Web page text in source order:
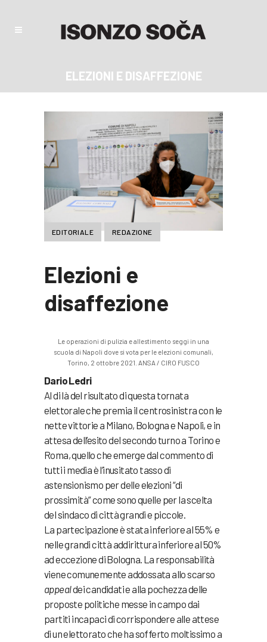
ELEZIONI E DISAFFEZIONE
EDITORIALE REDAZIONE
Elezioni e
disaffezione
Le operazioni di pulizia e allestimento seggi in una
scuola di Napoli dove si vota per le elezioni comunali,
Torino, 2 ottobre 2021. ANSA / CIRO FUSCO
Dario Ledri
Al di là del risultato di questa tornata
elettorale che premia il centrosinistra con le
nette vittorie a Milano, Bologna e Napoli, e in
attesa dell’esito del secondo turno a Torino e
Roma, quello che emerge dal commento di
tutti i media è l’inusitato tasso di
astensionismo per delle elezioni “di
prossimità” come sono quelle per la scelta
del sindaco di città grandi e piccole.
La partecipazione è stata inferiore al 55% e
nelle grandi città addirittura inferiore al 50%
ad eccezione di Bologna. La responsabilità
viene comunemente addossata allo scarso
appealdei candidati e alla pochezza delle
proposte politiche messe in campo dai
partiti incapaci di corrispondere alle attese
di un elettorato che ha sofferto moltissimo a